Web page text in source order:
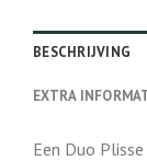
BESCHRIJVING
EXTRA
Een Duo